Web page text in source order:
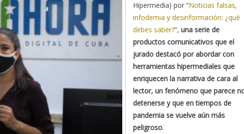
Hipermedia) por “Noticias falsas,
infodemia y desinformación: ¿qué
debes saber?”, una serie de
productos comunicativos que el
jurado destacó por abordar con
herramientas hipermediales que
enriquecen la narrativa de cara al
lector, un fenómeno que parece
detenerse y que en tiempos de
pandemia se vuelve aún más
peligroso.